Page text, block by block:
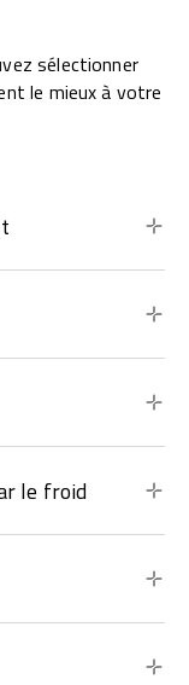
sélectionner
le mieux à votre
le froid